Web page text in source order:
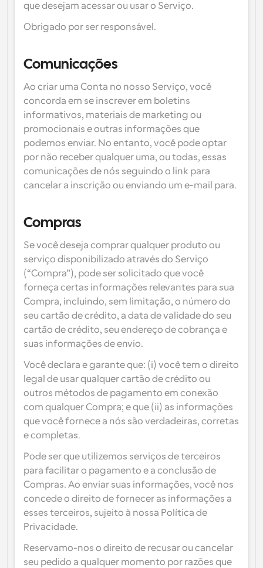
Agendamento potenciado com chamadas
Mantenha-se atualizado com as últimas notícias e
Reuniões Instantâneas
Links de Grupo Dinâmico
Agende reuniões de forma fluida com várias pessoas
Webhooks
Receba notificações quando algo acontecer
que desejam acessar ou usar o Serviço.
Obrigado por ser responsável.
Comunicações
Ao criar uma Conta no nosso Serviço, você
concorda em se inscrever em boletins
informativos, materiais de marketing ou
promocionais e outras informações que
podemos enviar. No entanto, você pode optar
por não receber qualquer uma, ou todas, essas
comunicações de nós seguindo o link para
cancelar a inscrição ou enviando um e-mail para.
Compras
Se você deseja comprar qualquer produto ou
serviço disponibilizado através do Serviço
(“Compra”), pode ser solicitado que você
forneça certas informações relevantes para sua
Compra, incluindo, sem limitação, o número do
seu cartão de crédito, a data de validade do seu
cartão de crédito, seu endereço de cobrança e
suas informações de envio.
Você declara e garante que: (i) você tem o direito
legal de usar qualquer cartão de crédito ou
outros métodos de pagamento em conexão
com qualquer Compra; e que (ii) as informações
que você fornece a nós são verdadeiras, corretas
e completas.
Pode ser que utilizemos serviços de terceiros
para facilitar o pagamento e a conclusão de
Compras. Ao enviar suas informações, você nos
concede o direito de fornecer as informações a
esses terceiros, sujeito à nossa Política de
Privacidade.
Reservamo-nos o direito de recusar ou cancelar
seu pedido a qualquer momento por razões que